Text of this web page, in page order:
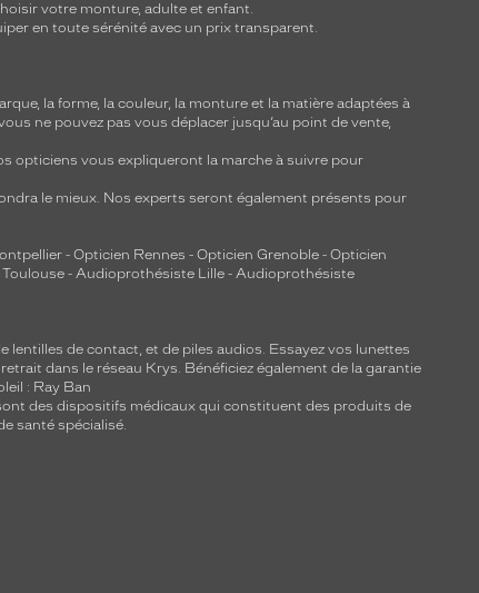
votre monture, adulte et enfant.
en toute sérénité avec un prix transparent.
la forme, la couleur, la monture et la matière adaptées à
ne pouvez pas vous déplacer jusqu’au point de vente,
opticiens vous expliqueront la marche à suivre pour
le mieux. Nos experts seront également présents pour
- Opticien Rennes - Opticien Grenoble - Opticien
- Audioprothésiste Lille - Audioprothésiste
lentilles de contact, et de piles audios. Essayez vos lunettes
dans le réseau Krys. Bénéficiez également de la garantie
: Ray Ban
des dispositifs médicaux qui constituent des produits de
santé spécialisé.